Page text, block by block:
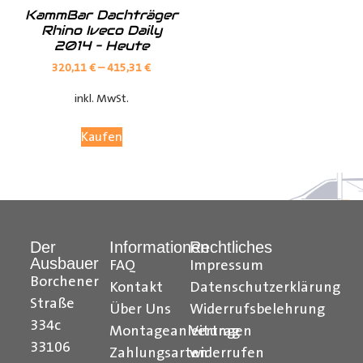
KammBar Dachträger
Rhino Iveco Daily
2014 – Heute
320,11€–415,31€
inkl. MwSt.
Kaufen
Der
Ausbauer
Borchener
Straße
334c
33106
Informationen
FAQ
Kontakt
Über Uns
Montageanleitungen
Zahlungsarten
Rechtliches
Impressum
Datenschutzerklärung
Widerrufsbelehrung
Vertrag
widerrufen